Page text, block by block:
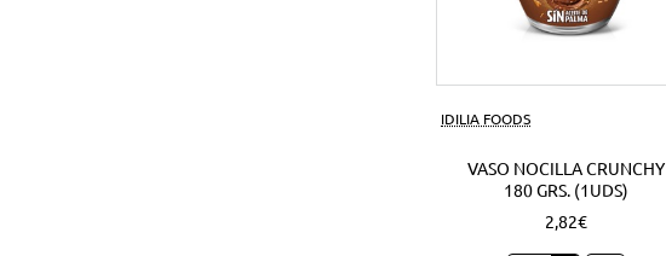
IDILIA FOODS
VASO NOCILLA CRUNCHY
180 GRS. (1UDS)
2,82€